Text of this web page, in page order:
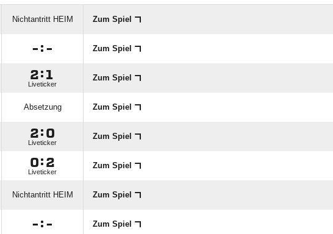
Nichtantritt HEIM Zum Spiel
 :  Zum Spiel
: 
Liveticker
Zum Spiel
Absetzung Zum Spiel
: 
Liveticker
Zum Spiel
: 
Liveticker
Zum Spiel
Nichtantritt HEIM Zum Spiel
 :  Zum Spiel